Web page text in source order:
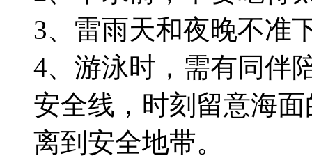
3、雷雨天和夜晚不准
4、游泳时，需有同伴
安全线，时刻留意海
离到安全地带。